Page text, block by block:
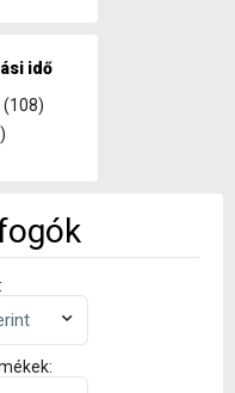
idő
(108)